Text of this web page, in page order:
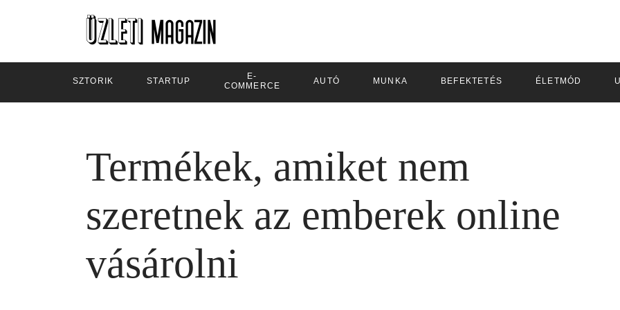
SZTORIK STARTUP
E-
COMMERCE
AUTÓ MUNKA BEFEKTETÉS ÉLETMÓD
Termékek, amiket nem
szeretnek az emberek online
vásárolni